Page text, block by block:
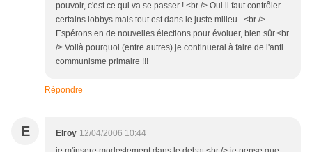
pouvoir, c'est ce qui va se passer ! <br /> Oui il faut contrôler
certains lobbys mais tout est dans le juste milieu...<br />
Espérons en de nouvelles élections pour évoluer, bien sûr.<br
/> Voilà pourquoi (entre autres) je continuerai à faire de l'anti
communisme primaire !!!
Répondre
E Elroy 12/04/2006 10:44